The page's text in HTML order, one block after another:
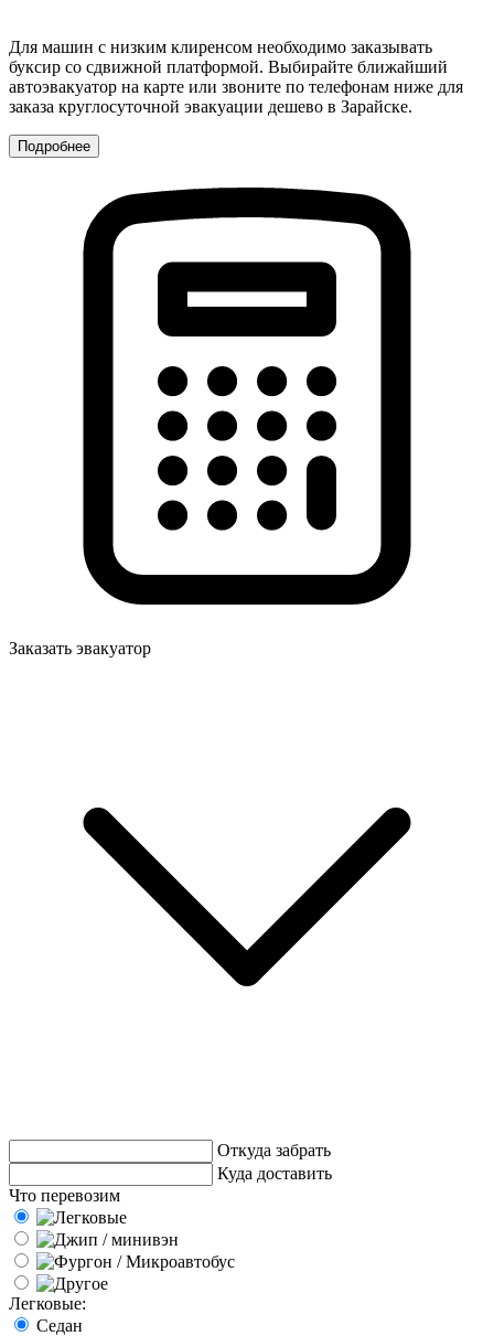
Для машин с низким клиренсом необходимо заказывать
буксир со сдвижной платформой. Выбирайте ближайший
автоэвакуатор на карте или звоните по телефонам ниже для
заказа круглосуточной эвакуации дешево в Зарайске.
Подробнее
Заказать эвакуатор
Откуда забрать
Куда доставить
Что перевозим
Легковые:
Седан